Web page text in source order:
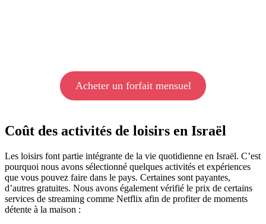
Acheter un forfait mensuel
Coût des activités de loisirs en Israël
Les loisirs font partie intégrante de la vie quotidienne en Israël. C’est
pourquoi nous avons sélectionné quelques activités et expériences
que vous pouvez faire dans le pays. Certaines sont payantes,
d’autres gratuites. Nous avons également vérifié le prix de certains
services de streaming comme Netflix afin de profiter de moments
détente à la maison :